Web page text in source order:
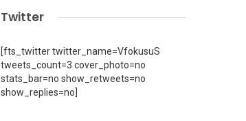
Twitter
[fts_twitter twitter_name=VfokusuS
tweets_count=3 cover_photo=no
stats_bar=no show_retweets=no
show_replies=no]